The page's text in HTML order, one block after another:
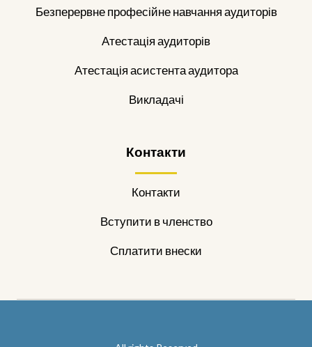
Безперервне професійне навчання аудиторів
Атестація аудиторів
Атестація асистента аудитора
Викладачі
Контакти
Контакти
Вступити в членство
Сплатити внески